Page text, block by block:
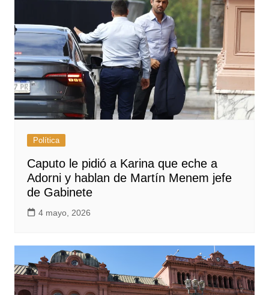
Política
Caputo le pidió a Karina que eche a
Adorni y hablan de Martín Menem jefe
de Gabinete
4 mayo, 2026